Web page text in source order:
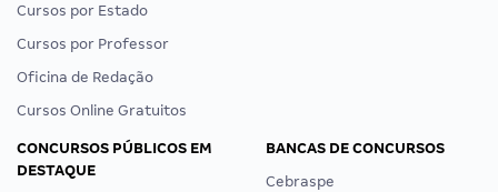
Cursos por Estado
Cursos por Professor
Oficina de Redação
Cursos Online Gratuitos
CONCURSOS PÚBLICOS EM
DESTAQUE
BANCAS DE CONCURSOS
Cebraspe